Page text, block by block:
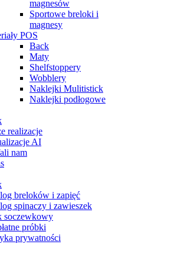
magnesów
Sportowe breloki i
magnesy
POS
Back
Maty
Shelfstoppery
Wobblery
Naklejki Mulitistick
Naklejki podłogowe
realizacje
AI
nam
breloków i zapięć
spinaczy i zawieszek
soczewkowy
próbki
prywatności